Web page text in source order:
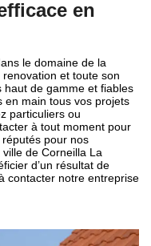
en
le domaine de la
et toute son
de gamme et fiables
en main tous vos projets
particuliers ou
à tout moment pour
pour nos
de Corneilla La
d’un résultat de
contacter notre entreprise